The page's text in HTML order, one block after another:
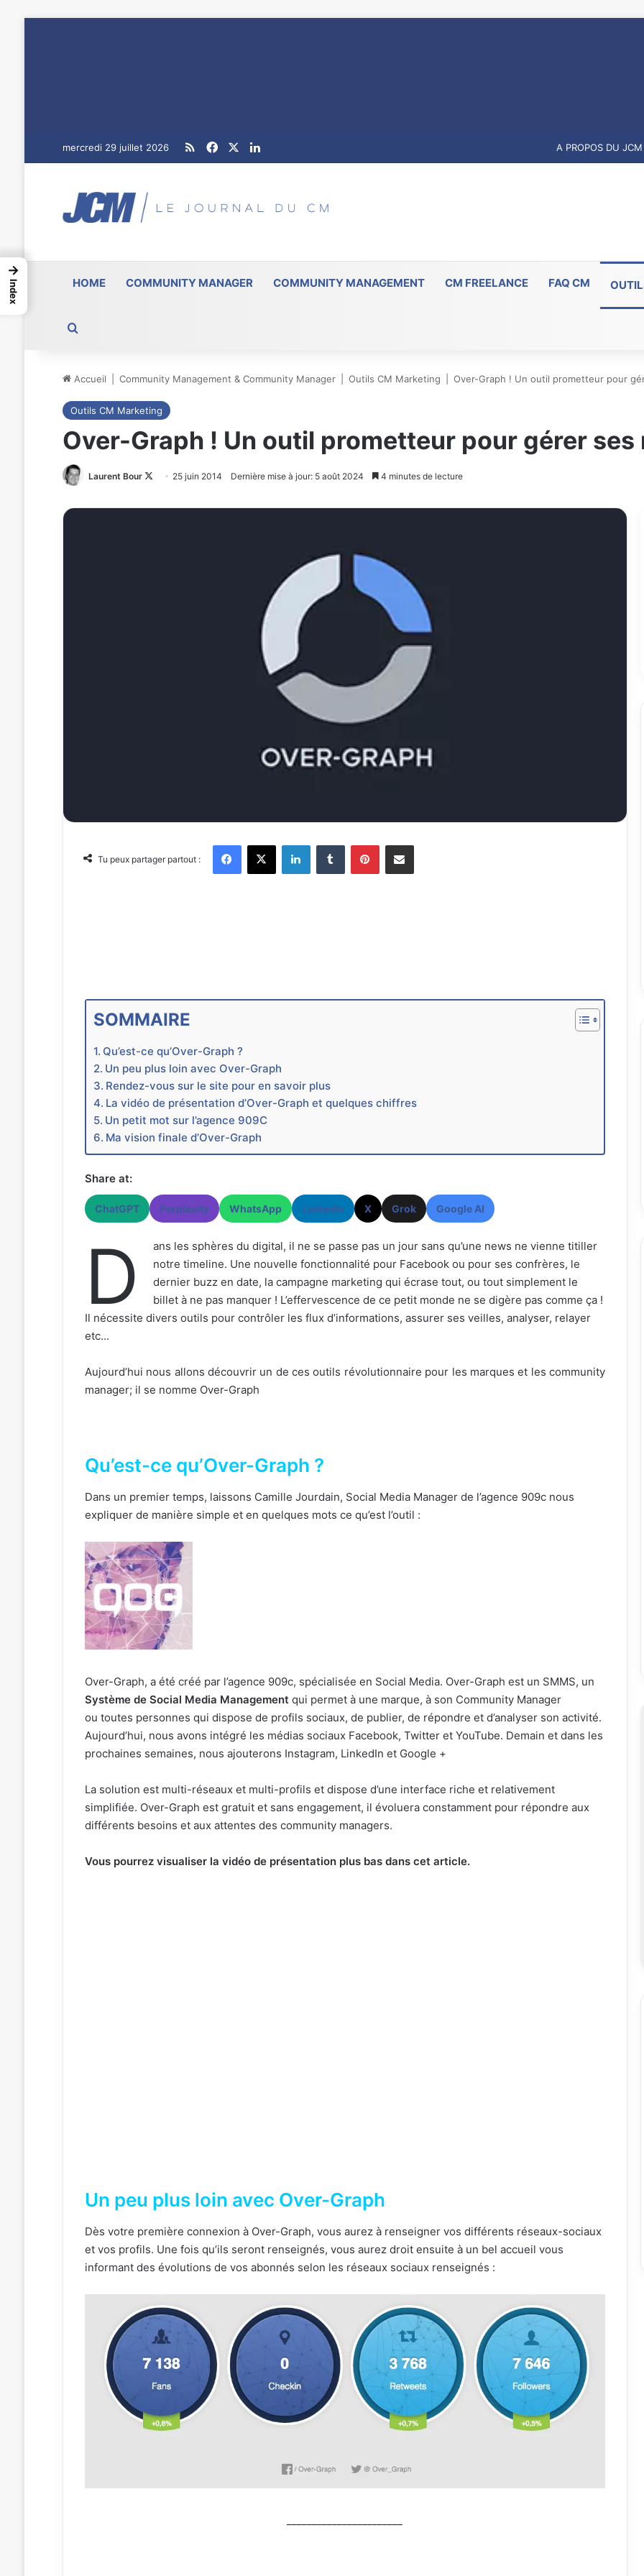
mercredi 29 juillet 2026 RSSFacebookLinkedin A PROPOS DU JCM
HOME COMMUNITY MANAGER COMMUNITY MANAGEMENT CM FREELANCE FAQ CM
Accueil Community Management & Community Manager Outils CM Marketing Over-Graph ! Un outil prometteur pour
Outils CM Marketing
Over-Graph ! Un outil prometteur pour gérer
Laurent Bour
Follow
X
25 juin 2014 Dernière mise à jour: 5 août 2024 4 minutes de lecture
Tu peux partager partout :
Facebook X Linkedin Tumblr Pinterest Partager par email
SOMMAIRE
Qu’est-ce qu’Over-Graph ?
Un peu plus loin avec Over-Graph
Rendez-vous sur le site pour en savoir plus
La vidéo de présentation d’Over-Graph et quelques chiffres
Un petit mot sur l’agence 909C
Ma vision finale d’Over-Graph
Share at:
ChatGPT Perplexity WhatsApp LinkedIn X Grok Google AI
D
ans les sphères du digital, il ne se passe pas un jour sans qu’une news ne vienne titiller
notre timeline. Une nouvelle fonctionnalité pour Facebook ou pour ses confrères, le
dernier buzz en date, la campagne marketing qui écrase tout, ou tout simplement le
billet à ne pas manquer ! L’effervescence de ce petit monde ne se digère pas comme ça !
Il nécessite divers outils pour contrôler les flux d’informations, assurer ses veilles, analyser, relayer
etc…
Aujourd’hui nous allons découvrir un de ces outils révolutionnaire pour les marques et les community
manager; il se nomme Over-Graph
Qu’est-ce qu’Over-Graph ?
Dans un premier temps, laissons Camille Jourdain, Social Media Manager de l’agence 909c nous
expliquer de manière simple et en quelques mots ce qu’est l’outil :
Over-Graph, a été créé par l’agence 909c, spécialisée en Social Media. Over-Graph est un SMMS, un
Système de Social Media Managementqui permet à une marque, à son Community Manager
ou toutes personnes qui dispose de profils sociaux, de publier, de répondre et d’analyser son activité.
Aujourd’hui, nous avons intégré les médias sociaux Facebook, Twitter et YouTube. Demain et dans les
prochaines semaines, nous ajouterons Instagram, LinkedIn et Google +
La solution est multi-réseaux et multi-profils et dispose d’une interface riche et relativement
simplifiée. Over-Graph est gratuit et sans engagement, il évoluera constamment pour répondre aux
différents besoins et aux attentes des community managers.
Vous pourrez visualiser la vidéo de présentation plus bas dans cet article.
Un peu plus loin avec Over-Graph
Dès votre première connexion à Over-Graph, vous aurez à renseigner vos différents réseaux-sociaux
et vos profils. Une fois qu’ils seront renseignés, vous aurez droit ensuite à un bel accueil vous
informant des évolutions de vos abonnés selon les réseaux sociaux renseignés :
→
Index